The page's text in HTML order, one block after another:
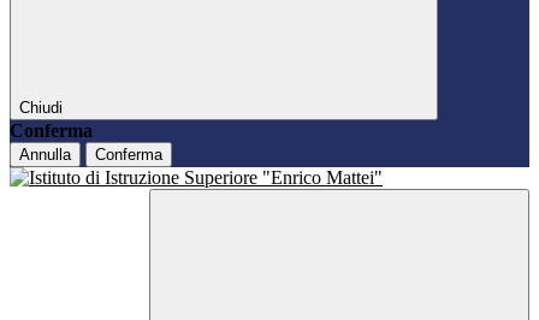
Chiudi
Conferma
Annulla Conferma